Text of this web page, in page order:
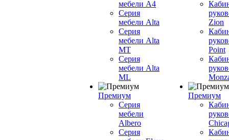
мебели A4
Серия
мебели Alta
Серия
мебели Alta
MT
Серия
мебели Alta
ML
Премиум
Серия
мебели
Albero
Серия
Zion
Point
Премиум